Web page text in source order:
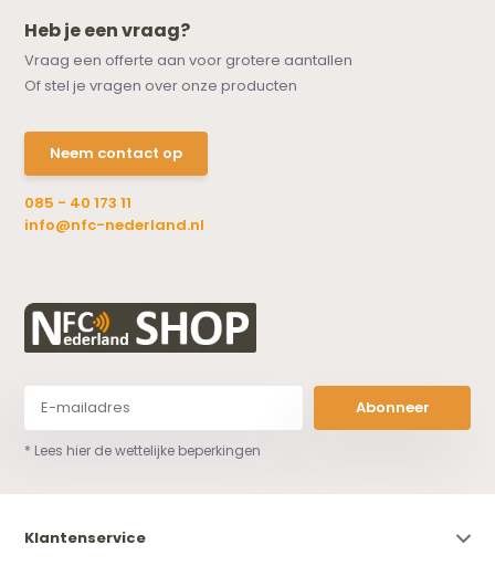
Heb je een vraag?
Vraag een offerte aan voor grotere aantallen
Of stel je vragen over onze producten
Neem contact op
085 - 40 173 11
info@nfc-nederland.nl
Abonneer
* Lees hier de wettelijke beperkingen
Klantenservice